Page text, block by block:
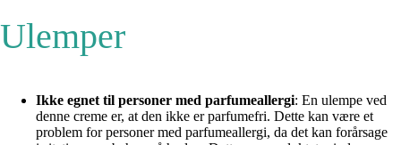
Ulemper
Ikke egnet til personer med parfumeallergi: En ulempe ved
denne creme er, at den ikke er parfumefri. Dette kan være et
problem for personer med parfumeallergi, da det kan forårsage